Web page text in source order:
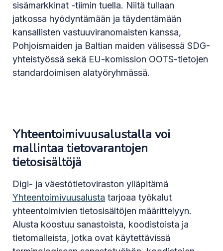
sisämarkkinat -tiimin tuella. Niitä tullaan
jatkossa hyödyntämään ja täydentämään
kansallisten vastuuviranomaisten kanssa,
Pohjoismaiden ja Baltian maiden välisessä SDG-
yhteistyössä sekä EU-komission OOTS-tietojen
standardoimisen alatyöryhmässä.
Yhteentoimivuusalustalla voi
mallintaa tietovarantojen
tietosisältöjä
Digi- ja väestötietoviraston ylläpitämä
Yhteentoimivuusalusta tarjoaa työkalut
yhteentoimivien tietosisältöjen määrittelyyn.
Alusta koostuu sanastoista, koodistoista ja
tietomalleista, jotka ovat käytettävissä